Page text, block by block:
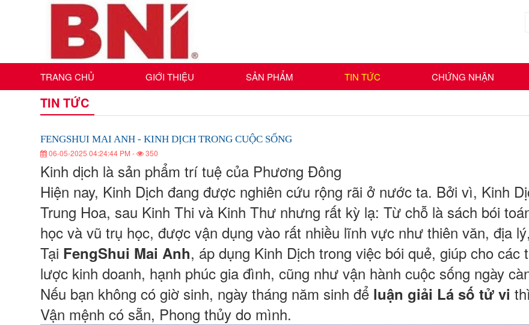
TRANG CHỦ GIỚI THIỆU SẢN PHẨM TIN TỨC CHỨNG NHẬN
FENGSHUI
MAI
ANH
-
KINH
DỊCH
TRONG
CUỘC
SỐNG
FENGSHUI
MAI
ANH
-
KINH
DỊCH
TRONG
CUỘC
SỐNG
FENGSHUI
MAI
-
KINH
DỊCH
TRONG
CUỘC
SỐNG
FENGSHUI
MAI
ANH
KINH
DỊCH
TRONG
CUỘC
SỐNG
FENGSHUI
MAI
ANH
DỊCH
TRONG
CUỘC
SỐNG
FENGSHUI
MAI
ANH
-
TRONG
CUỘC
SỐNG
TIN TỨC
FENGSHUI MAI ANH - KINH DỊCH TRONG CUỘC SỐNG
06-05-2025 04:24:44 PM - 350
Kinh dịch là sản phẩm trí tuệ của Phương Đông
Hiện nay, Kinh Dịch đang được nghiên cứu rộng rãi ở nước ta. Bởi vì, Kinh
Trung Hoa, sau Kinh Thi và Kinh Thư nhưng rất kỳ lạ: Từ chỗ là sách bói
học và vũ trụ học, được vận dụng vào rất nhiều lĩnh vực như thiên văn, địa
Tại FengShui Mai Anh, áp dụng Kinh Dịch trong việc bói quẻ, giúp cho
lược kinh doanh, hạnh phúc gia đình, cũng như vận hành cuộc sống ngày
Nếu bạn không có giờ sinh, ngày tháng năm sinh để luận giải Lá số tử vi
Vận mệnh có sẵn, Phong thủy do mình.